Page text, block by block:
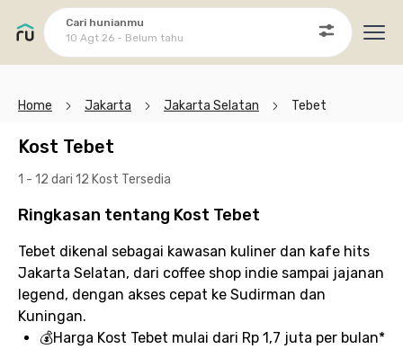
Cari hunianmu
10 Agt 26 - Belum tahu
Home Jakarta Jakarta Selatan Tebet
Kost Tebet
1 - 12 dari 12 Kost Tersedia
Ringkasan tentang Kost Tebet
Tebet dikenal sebagai kawasan kuliner dan kafe hits
Jakarta Selatan, dari coffee shop indie sampai jajanan
legend, dengan akses cepat ke Sudirman dan
Kuningan.
💰Harga Kost Tebet mulai dari Rp 1,7 juta per bulan*